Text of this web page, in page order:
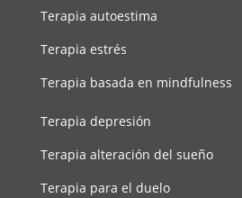
Terapia autoestima
Terapia estrés
Terapia basada en mindfulness
Terapia depresión
Terapia alteración del sueño
Terapia para el duelo